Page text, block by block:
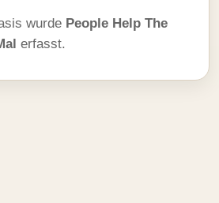
wurde People Help The
erfasst.